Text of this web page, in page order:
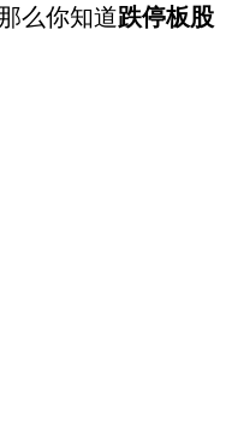
么你知道跌停板股